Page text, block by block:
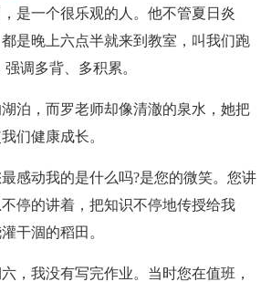
是一个很乐观的人。他不管夏日炎
是晚上六点半就来到教室，叫我们跑
调多背、多积累。
泊，而罗老师却像清澈的泉水，她把
们健康成长。
感动我的是什么吗?是您的微笑。您讲
停的讲着，把知识不停地传授给我
干涸的稻田。
，我没有写完作业。当时您在值班，